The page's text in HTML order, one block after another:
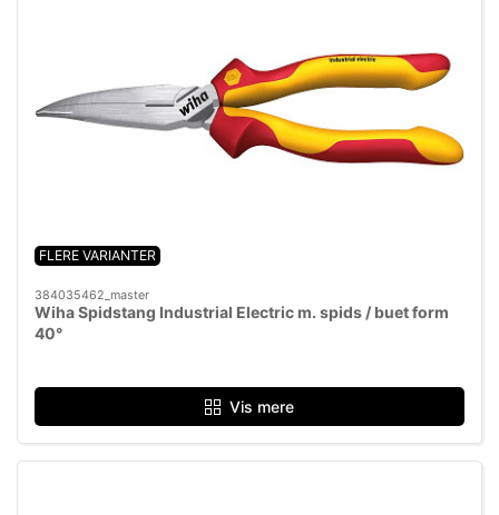
FLERE VARIANTER
384035462_master
Wiha Spidstang Industrial Electric m. spids / buet form
40°
Vis mere